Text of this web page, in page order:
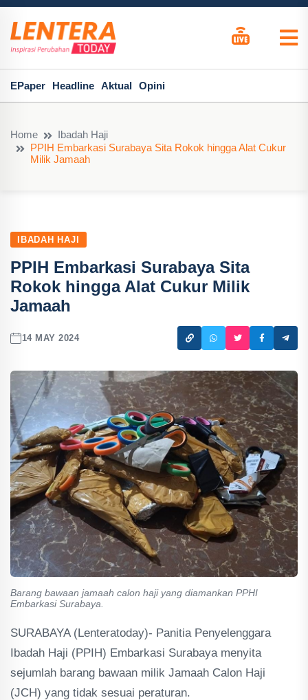
EPaper Headline Aktual Opini
Home
Ibadah Haji
PPIH Embarkasi Surabaya Sita Rokok hingga Alat Cukur
Milik Jamaah
IBADAH HAJI
PPIH Embarkasi Surabaya Sita
Rokok hingga Alat Cukur Milik
Jamaah
14 MAY 2024
Barang bawaan jamaah calon haji yang diamankan PPHI
Embarkasi Surabaya.
SURABAYA (Lenteratoday)- Panitia Penyelenggara
Ibadah Haji (PPIH) Embarkasi Surabaya menyita
sejumlah barang bawaan milik Jamaah Calon Haji
(JCH) yang tidak sesuai peraturan.